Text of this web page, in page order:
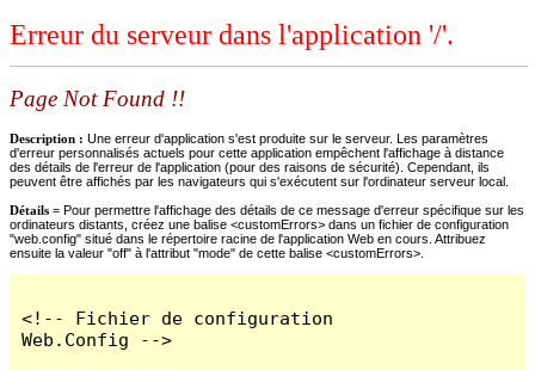
Erreur du serveur dans l'application '/'.
Page Not Found !!
Description : Une erreur d'application s'est produite sur le serveur. Les paramètres
d'erreur personnalisés actuels pour cette application empêchent l'affichage à distance
des détails de l'erreur de l'application (pour des raisons de sécurité). Cependant, ils
peuvent être affichés par les navigateurs qui s'exécutent sur l'ordinateur serveur local.
Détails = Pour permettre l'affichage des détails de ce message d'erreur spécifique sur les
ordinateurs distants, créez une balise <customErrors> dans un fichier de configuration
"web.config" situé dans le répertoire racine de l'application Web en cours. Attribuez
ensuite la valeur "off" à l'attribut "mode" de cette balise <customErrors>.
<!-- Fichier de configuration
Web.Config -->